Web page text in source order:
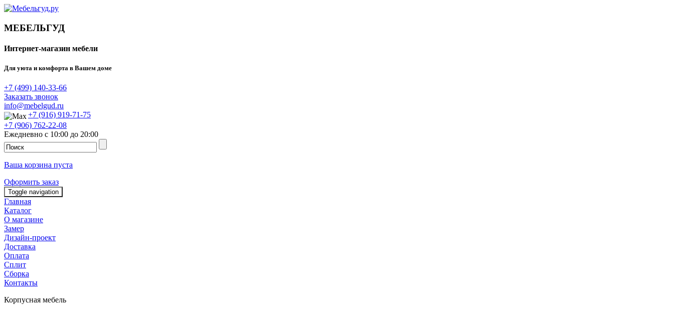
МЕБЕЛЬГУД
Интернет-магазин мебели
Для уюта и комфорта в Вашем доме
+7 (499) 140-33-66
Заказать звонок
info@mebelgud.ru
+7 (916) 919-71-75
+7 (906) 762-22-08
Ежедневно с 10:00 до 20:00
Ваша корзина пуста
Оформить заказ
Toggle navigation
Главная
Каталог
О магазине
Замер
Дизайн-проект
Доставка
Оплата
Сплит
Сборка
Контакты
Корпусная мебель